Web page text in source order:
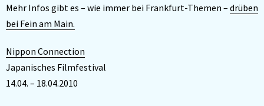
Mehr Infos gibt es – wie immer bei Frankfurt-Themen – drüben
bei Fein am Main.
Nippon Connection
Japanisches Filmfestival
14.04. – 18.04.2010